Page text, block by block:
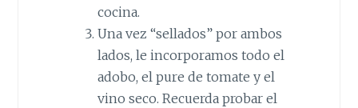
cocina.
Una vez “sellados” por ambos
lados, le incorporamos todo el
adobo, el pure de tomate y el
vino seco. Recuerda probar el